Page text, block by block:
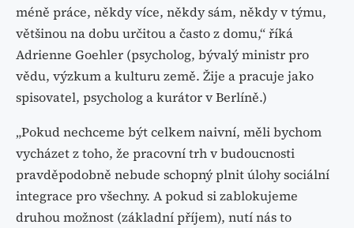
méně práce, někdy více, někdy sám, někdy v týmu,
většinou na dobu určitou a často z domu,“ říká
Adrienne Goehler (psycholog, bývalý ministr pro
vědu, výzkum a kulturu země. Žije a pracuje jako
spisovatel, psycholog a kurátor v Berlíně.)
„Pokud nechceme být celkem naivní, měli bychom
vycházet z toho, že pracovní trh v budoucnosti
pravděpodobně nebude schopný plnit úlohy sociální
integrace pro všechny. A pokud si zablokujeme
druhou možnost (základní příjem), nutí nás to